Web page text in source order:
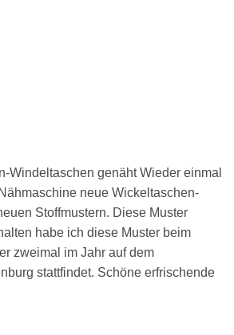
Windeltaschen genäht Wieder einmal
neue Wickeltaschen-
Stoffmustern. Diese Muster
habe ich diese Muster beim
zweimal im Jahr auf dem
stattfindet. Schöne erfrischende